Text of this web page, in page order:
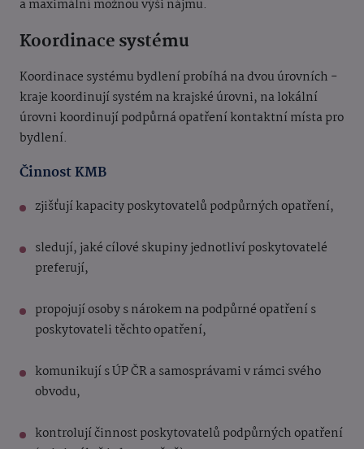
a maximální možnou výši nájmu.
Koordinace systému
Koordinace systému bydlení probíhá na dvou úrovních -
kraje koordinují systém na krajské úrovni, na lokální
úrovni koordinují podpůrná opatření kontaktní místa pro
bydlení.
Činnost KMB
zjišťují kapacity poskytovatelů podpůrných opatření,
sledují, jaké cílové skupiny jednotliví poskytovatelé
preferují,
propojují osoby s nárokem na podpůrné opatření s
poskytovateli těchto opatření,
komunikují s ÚP ČR a samosprávami v rámci svého
obvodu,
kontrolují činnost poskytovatelů podpůrných opatření